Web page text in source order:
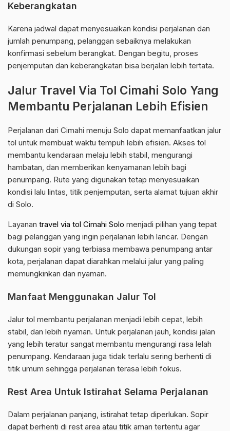
Keberangkatan
Karena jadwal dapat menyesuaikan kondisi perjalanan dan
jumlah penumpang, pelanggan sebaiknya melakukan
konfirmasi sebelum berangkat. Dengan begitu, proses
penjemputan dan keberangkatan bisa berjalan lebih tertata.
Jalur Travel Via Tol Cimahi Solo Yang
Membantu Perjalanan Lebih Efisien
Perjalanan dari Cimahi menuju Solo dapat memanfaatkan jalur
tol untuk membuat waktu tempuh lebih efisien. Akses tol
membantu kendaraan melaju lebih stabil, mengurangi
hambatan, dan memberikan kenyamanan lebih bagi
penumpang. Rute yang digunakan tetap menyesuaikan
kondisi lalu lintas, titik penjemputan, serta alamat tujuan akhir
di Solo.
Layanan travel via tol Cimahi Solo menjadi pilihan yang tepat
bagi pelanggan yang ingin perjalanan lebih lancar. Dengan
dukungan sopir yang terbiasa membawa penumpang antar
kota, perjalanan dapat diarahkan melalui jalur yang paling
memungkinkan dan nyaman.
Manfaat Menggunakan Jalur Tol
Jalur tol membantu perjalanan menjadi lebih cepat, lebih
stabil, dan lebih nyaman. Untuk perjalanan jauh, kondisi jalan
yang lebih teratur sangat membantu mengurangi rasa lelah
penumpang. Kendaraan juga tidak terlalu sering berhenti di
titik umum sehingga perjalanan terasa lebih fokus.
Rest Area Untuk Istirahat Selama Perjalanan
Dalam perjalanan panjang, istirahat tetap diperlukan. Sopir
dapat berhenti di rest area atau titik aman tertentu agar